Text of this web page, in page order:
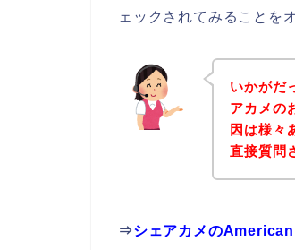
ェックされてみることを
いかがだ
アカメの
因は様々
直接質問
⇒シェアカメの